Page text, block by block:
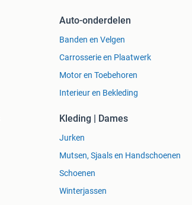
Auto-onderdelen
Banden en Velgen
Carrosserie en Plaatwerk
Motor en Toebehoren
Interieur en Bekleding
Kleding | Dames
Jurken
Mutsen, Sjaals en Handschoenen
Schoenen
Winterjassen